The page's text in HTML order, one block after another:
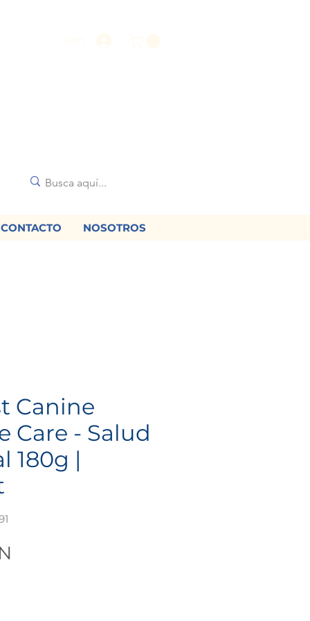
CONTACTO NOSOTROS
Canine
Care - Salud
180g |